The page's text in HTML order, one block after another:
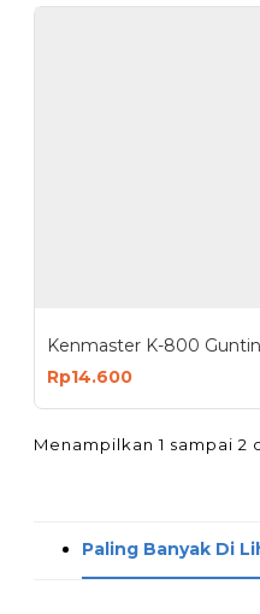
Rp14.600
Menampilkan 1 sampai 2
Paling Banyak Di